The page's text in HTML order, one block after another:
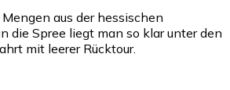
aus der hessischen
die Spree liegt man so klar unter den
mit leerer Rücktour.